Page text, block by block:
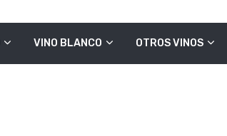
VINO BLANCO OTROS VINOS